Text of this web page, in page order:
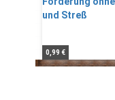
0,99 €